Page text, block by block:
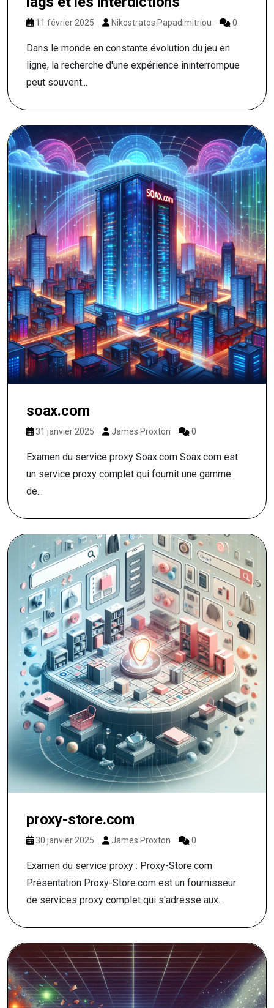
11 février 2025 Nikostratos Papadimitriou 0
Dans le monde en constante évolution du jeu en
ligne, la recherche d'une expérience ininterrompue
peut souvent...
soax.com
31 janvier 2025 James Proxton 0
Examen du service proxy Soax.com Soax.com est
un service proxy complet qui fournit une gamme
de...
proxy-store.com
30 janvier 2025 James Proxton 0
Examen du service proxy : Proxy-Store.com
Présentation Proxy-Store.com est un fournisseur
de services proxy complet qui s'adresse aux...